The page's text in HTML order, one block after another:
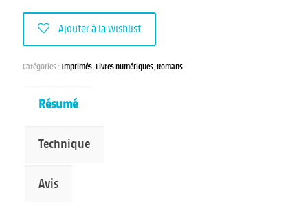
Ajouter à la wishlist
Catégories :Imprimés,Livres numériques,Romans
Résumé
Technique
Avis